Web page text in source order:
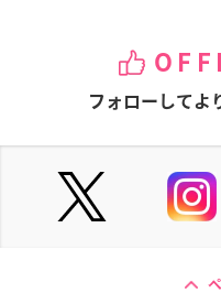
フォローしてよ